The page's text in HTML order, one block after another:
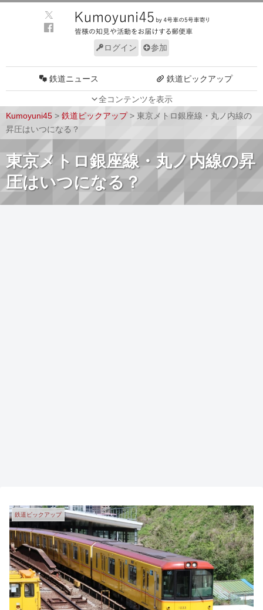
ログイン 参加
全コンテンツを表示
鉄道ニュース 鉄道ピックアップ
車両技術
Kumoyuni45 > 鉄道ピックアップ> 東京メトロ銀座線・丸ノ内線の
昇圧はいつになる？
東京メトロ銀座線・丸ノ内線の昇
圧はいつになる？
鉄道ピックアップ